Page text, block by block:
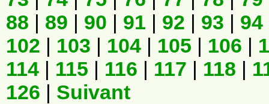
88 | 89 | 90 | 91 | 92 | 93 | 94
102 | 103 | 104 | 105 | 106 |
114 | 115 | 116 | 117 | 118 |
126 | Suivant